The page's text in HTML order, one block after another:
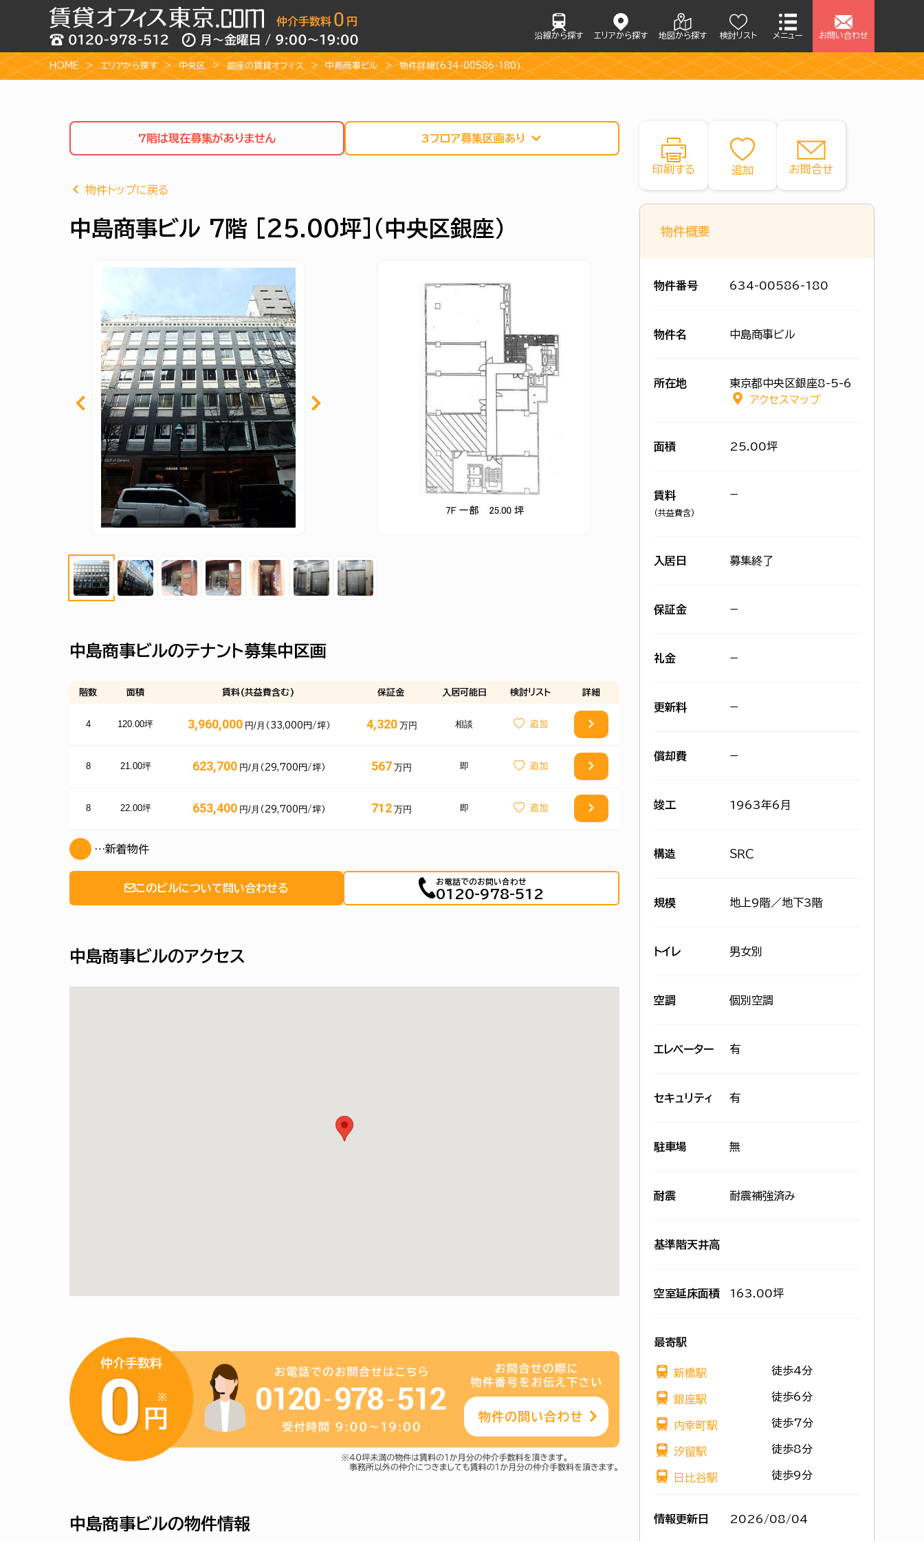
沿線から探す エリアから探す 地図から探す 検討リスト メニュー お問い合わせ
HOME エリアから探す 中央区 銀座の賃貸オフィス 中島商事ビル 物件詳細(634-00586-180)
7階は現在募集がありません 3フロア募集区画あり
物件トップに戻る
中島商事ビル 7階 [25.00坪]（中央区銀座）
中島商事ビルのテナント募集中区画
階数 面積 賃料(共益費含む) 保証金 入居可能日 検討リスト 詳細
4 120.00坪 3,960,000 円/月 （33,000円/坪） 4,320 万円 相談
8 21.00坪 623,700 円/月 （29,700円/坪） 567 万円 即
8 22.00坪 653,400 円/月 （29,700円/坪） 712 万円 即
…新着物件
このビルについて問い合わせる
お電話でのお問い合わせ
0120-978-512
中島商事ビルのアクセス
中島商事ビルの物件情報
印刷する お問合せ
物件概要
物件番号 634-00586-180
物件名 中島商事ビル
所在地
東京都中央区銀座8-5-6
アクセスマップ
面積 25.00坪
賃料
(共益費含)
−
入居日 募集終了
保証金 −
礼金 −
更新料 −
償却費 −
竣工 1963年6月
構造 ＳＲＣ
規模 地上9階／地下3階
トイレ 男女別
空調 個別空調
エレベーター 有
セキュリティ 有
駐車場 無
耐震 耐震補強済み
基準階天井高
空室延床面積 163.00坪
最寄駅
新橋駅 徒歩4分
銀座駅 徒歩6分
内幸町駅 徒歩7分
汐留駅 徒歩8分
日比谷駅 徒歩9分
情報更新日 2026/08/04